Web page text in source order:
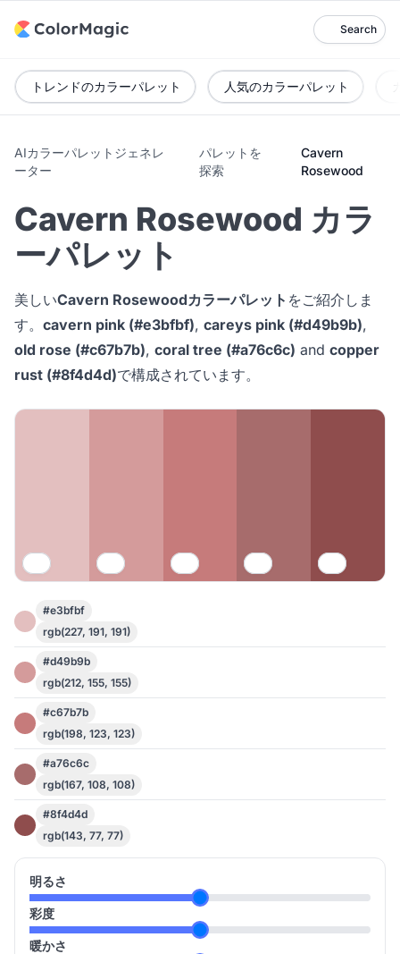
Search
トレンドのカラーパレット 人気のカラーパレット
AIカラーパレットジェネレ
ーター
パレットを
探索
Cavern
Rosewood
Cavern Rosewood カラ
ーパレット
美しいCavern Rosewoodカラーパレット をご紹介しま
す。 cavern pink (#e3bfbf), careys pink (#d49b9b),
old rose (#c67b7b), coral tree (#a76c6c) and copper
rust (#8f4d4d)で構成されています。
#e3bfbf
rgb(227, 191, 191)
#d49b9b
rgb(212, 155, 155)
#c67b7b
rgb(198, 123, 123)
#a76c6c
rgb(167, 108, 108)
#8f4d4d
rgb(143, 77, 77)
明るさ
彩度
暖かさ